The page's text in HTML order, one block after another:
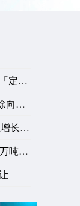
+「
_情
能
电池